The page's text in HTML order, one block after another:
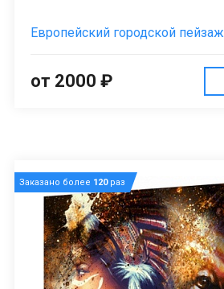
Европейский городской пейзаж
от 2000 ₽
Заказано более 120раз